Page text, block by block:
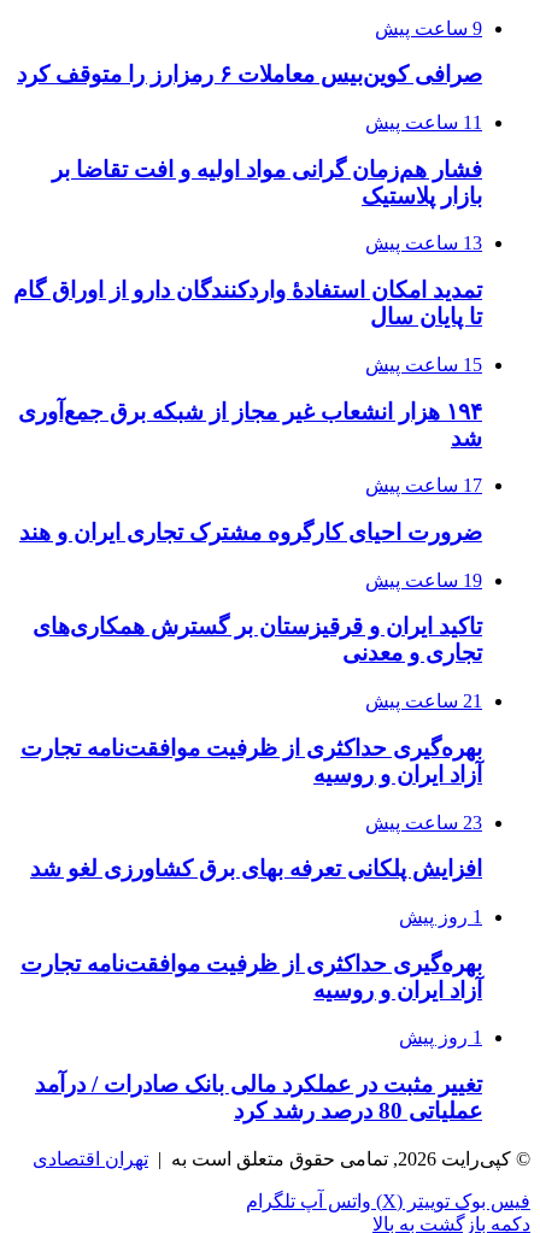
9 ساعت پیش
صرافی کوین‌بیس معاملات ۶ رمزارز را متوقف کرد
11 ساعت پیش
فشار هم‌زمان گرانی مواد اولیه و افت تقاضا بر
بازار پلاستیک
13 ساعت پیش
تمدید امکان استفادۀ واردکنندگان دارو از اوراق گام
تا پایان سال
15 ساعت پیش
۱۹۴ هزار انشعاب غیر مجاز از شبکه برق جمع‌آوری
شد
17 ساعت پیش
ضرورت احیای کارگروه مشترک تجاری ایران و هند
19 ساعت پیش
تاکید ایران و قرقیزستان بر گسترش همکاری‌های
تجاری و معدنی
21 ساعت پیش
بهره‌گیری حداکثری از ظرفیت موافقت‌نامه تجارت
آزاد ایران و روسیه
23 ساعت پیش
افزایش پلکانی تعرفه بهای برق کشاورزی لغو شد
1 روز پیش
بهره‌گیری حداکثری از ظرفیت موافقت‌نامه تجارت
آزاد ایران و روسیه
1 روز پیش
تغییر مثبت در عملکرد مالی بانک صادرات / درآمد
عملیاتی 80 درصد رشد کرد
© کپی‌رایت 2026, تمامی حقوق متعلق است به | تهران اقتصادی
فیس بوک توییتر (X) واتس آپ تلگرام
دکمه بازگشت به بالا